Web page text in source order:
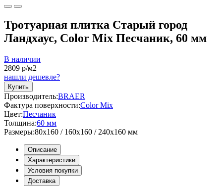
Тротуарная плитка Старый город
Ландхаус, Color Mix Песчаник, 60 мм
В наличии
2809 р/м2
нашли дешевле?
Купить
Производитель:BRAER
Фактура поверхности:Color Mix
Цвет:Песчаник
Толщина:60 мм
Размеры:80x160 / 160x160 / 240x160 мм
Описание
Характеристики
Условия покупки
Доставка